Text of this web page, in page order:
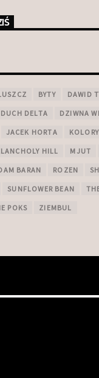
BYTY DAWID
DUCH DELTA DZIWNA
JACEK HORTA KOLORY
HILL MJUT
BARAN ROZEN
SUNFLOWER BEAN
POKS ZIEMBUL